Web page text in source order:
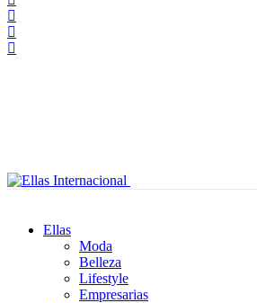
Ellas
Moda
Belleza
Lifestyle
Empresarias